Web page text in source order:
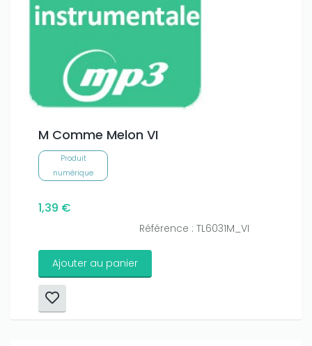
M Comme Melon VI
Produit
numérique
1,39 €
Référence : TL6031M_VI
Ajouter au panier